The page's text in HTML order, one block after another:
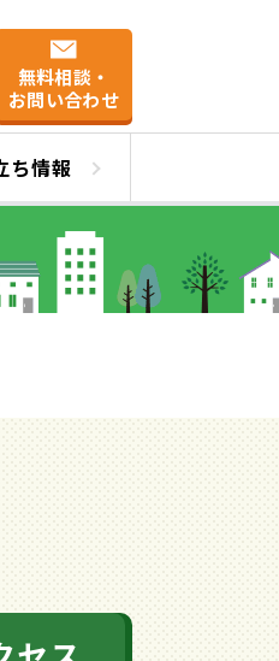
無料相談・
お問い合わせ
ち情報